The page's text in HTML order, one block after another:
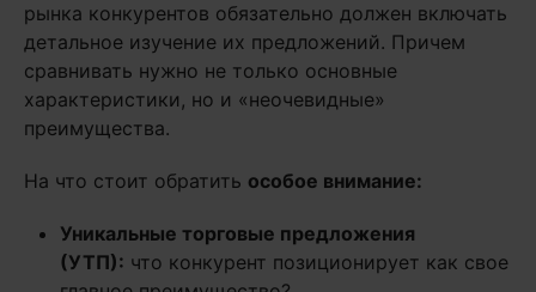
рынка конкурентов обязательно должен включать
детальное изучение их предложений. Причем
сравнивать нужно не только основные
характеристики, но и «неочевидные»
преимущества.
На что стоит обратить особое внимание:
Уникальные торговые предложения
(УТП): что конкурент позиционирует как свое